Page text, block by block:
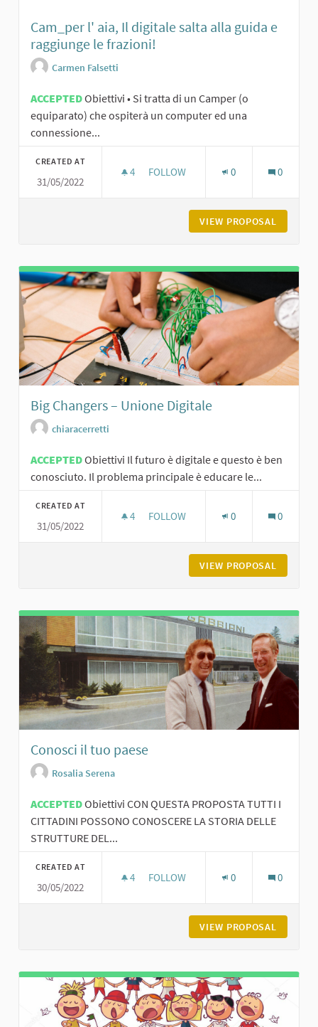
Cam_per l' aia, Il digitale salta alla guida e
raggiunge le frazioni!
Carmen Falsetti
ACCEPTEDObiettivi • Si tratta di un Camper (o
equiparato) che ospiterà un computer ed una
connessione...
CREATED AT
31/05/2022
4 4 FOLLOWERS
FOLLOW 0 0
VIEW PROPOSAL
Big Changers – Unione Digitale
chiaracerretti
ACCEPTEDObiettivi Il futuro è digitale e questo è ben
conosciuto. Il problema principale è educare le...
CREATED AT
31/05/2022
4 4 FOLLOWERS
FOLLOW 0 0
VIEW PROPOSAL
Conosci il tuo paese
Rosalia Serena
ACCEPTEDObiettivi CON QUESTA PROPOSTA TUTTI I
CITTADINI POSSONO CONOSCERE LA STORIA DELLE
STRUTTURE DEL...
CREATED AT
30/05/2022
4 4 FOLLOWERS
FOLLOW 0 0
VIEW PROPOSAL